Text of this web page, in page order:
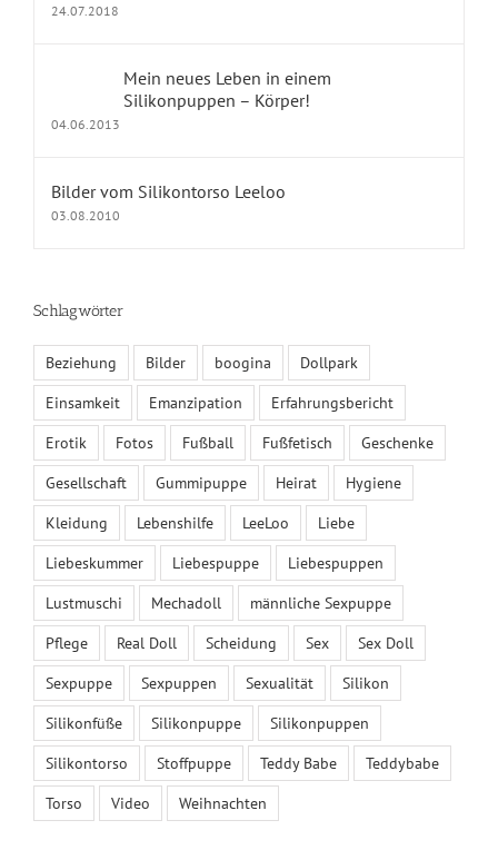
24.07.2018
Mein neues Leben in einem
Silikonpuppen – Körper!
04.06.2013
Bilder vom Silikontorso Leeloo
03.08.2010
Schlagwörter
Beziehung Bilder boogina
Dollpark
Einsamkeit
Emanzipation
Erfahrungsbericht
Erotik
Fotos Fußball Fußfetisch
Geschenke
Gesellschaft
Gummipuppe Heirat
Hygiene
Kleidung
Lebenshilfe LeeLoo
Liebe
Liebeskummer
Liebespuppe
Liebespuppen
Lustmuschi
Mechadoll
männliche Sexpuppe
Pflege
Real Doll Scheidung Sex
Sex Doll
Sexpuppe
Sexpuppen Sexualität
Silikon
Silikonfüße
Silikonpuppe
Silikonpuppen
Silikontorso
Stoffpuppe Teddy Babe
Teddybabe
Torso
Video Weihnachten
Impressum
Kontakt
Datenschutz
KALENDER
August 2026
M D M D F S
2
3
4 5 6 7 8
9
10
11 12 13 14 15
16
17
18 19 21 22
24
25 26 27 28 29
31
« Juni
DER DOLLPARK GMBH – SHOWROOM